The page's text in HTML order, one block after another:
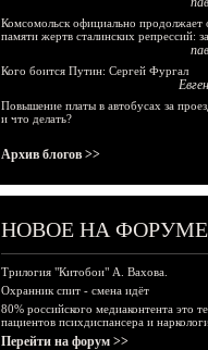
Комсомольск официально продолжает
памяти жертв сталинских репрессий:
Кого боится Путин: Сергей Фургал
Повышение платы в автобусах за
и что делать?
Архив блогов >>
НОВОЕ НА ФОРУМЕ
Трилогия "Китобои" А. Вахова.
Охранник спит - смена идёт
80% российского медиаконтента это
пациентов психдиспансера и
Перейти на форум >>